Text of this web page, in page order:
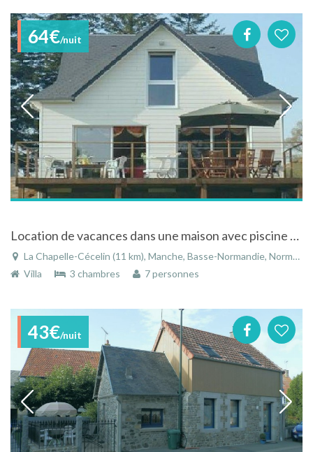
64€/nuit
Location de vacances dans une maison avec piscine à La Chapelle-Cécelin en Basse-Normandie
La Chapelle-Cécelin (11 km), Manche, Basse-Normandie, Normandie, France
Villa
3 chambres 7 personnes
43€/nuit